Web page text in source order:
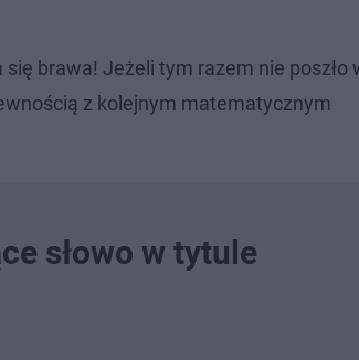
brawa! Jeżeli tym razem nie poszło
z kolejnym matematycznym
słowo w tytule